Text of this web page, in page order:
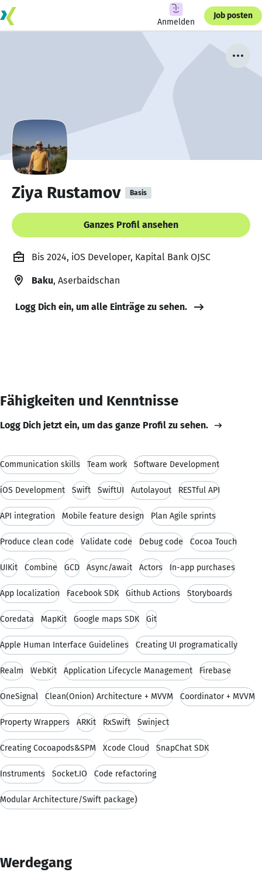
Anmelden
Job posten
Ziya Rustamov Basis
Ganzes Profil ansehen
Bis 2024, iOS Developer, Kapital Bank OJSC
Baku, Aserbaidschan
Logg Dich ein, um alle Einträge zu sehen.
Fähigkeiten und Kenntnisse
Logg Dich jetzt ein, um das ganze Profil zu sehen.
Communication skills Team work Software Development
iOS Development Swift SwiftUI Autolayout RESTful API
API integration Mobile feature design Plan Agile sprints
Produce clean code Validate code Debug code Cocoa Touch
UIKit Combine GCD Async/await Actors In-app purchases
App localization Facebook SDK Github Actions Storyboards
Coredata MapKit Google maps SDK Git
Apple Human Interface Guidelines Creating UI programatically
Realm WebKit Application Lifecycle Management Firebase
OneSignal Clean(Onion) Architecture + MVVM Coordinator + MVVM
Property Wrappers ARKit RxSwift Swinject
Creating Cocoapods&SPM Xcode Cloud SnapChat SDK
Instruments Socket.IO Code refactoring
Modular Architecture/Swift package)
Werdegang